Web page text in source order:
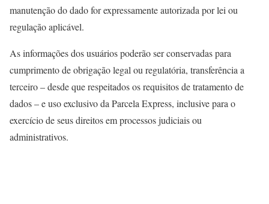
manutenção do dado for expressamente autorizada por lei ou
regulação aplicável.
As informações dos usuários poderão ser conservadas para
cumprimento de obrigação legal ou regulatória, transferência a
terceiro – desde que respeitados os requisitos de tratamento de
dados – e uso exclusivo da Parcela Express, inclusive para o
exercício de seus direitos em processos judiciais ou
administrativos.